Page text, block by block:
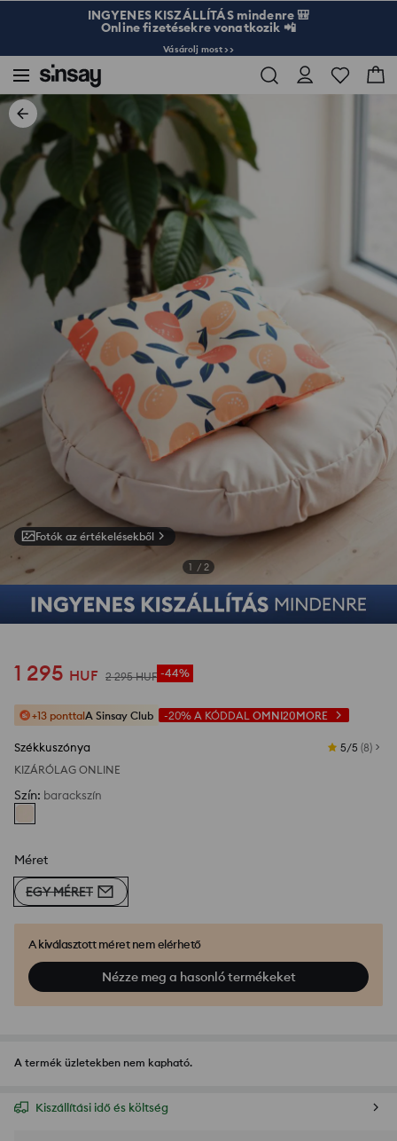
INGYENES KISZÁLLÍTÁS mindenre 🎒
Online fizetésekre vonatkozik 📲
Vásárolj most >>
Fotók az értékelésekből
1 / 2
1 295 HUF 2 295 HUF -44%
+13 ponttalA Sinsay Club -20% A KÓDDAL OMNI20MORE
Székkuszónya 5/5 (8)
KIZÁRÓLAG ONLINE
Szín: barackszín
Méret
EGY MÉRET
A kiválasztott méret nem elérhető
Nézze meg a hasonló termékeket
A termék üzletekben nem kapható.
Kiszállítási idő és költség